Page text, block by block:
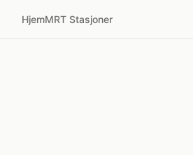
HjemMRT Stasjoner